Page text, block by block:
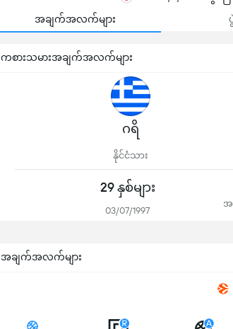
အချက်အလက်များ
ကစားသမားအချက်အလက်များ
ဂရိ
နိုင်ငံသား
29 နှစ်များ
03/07/1997
အ
အချက်အလက်များ